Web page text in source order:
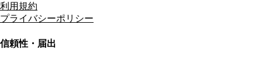
利用規約
プライバシーポリシー
信頼性・届出